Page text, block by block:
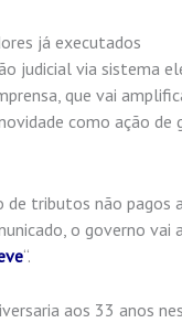
já executados
judicial via sistema
que vai
como ação de
de tributos não pagos
o governo vai
“.
aos 33 anos